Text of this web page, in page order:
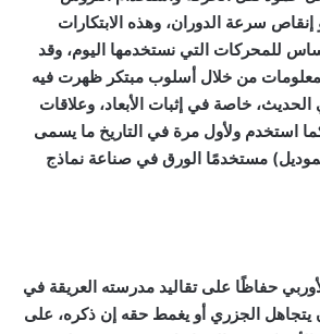
إنقاص سرعة الدوران، وهذه الابتكارات
للمحركات التي نستخدمها اليوم، وقد
من خلال أسلوب مبتكر ظهرت فيه
خاصة في إثبات الأبعاد، وعلاقات
استخدم ولأول مرة في التاريخ ما يسمى
مستخدمًا الورق في صناعة نماذج
حفاظًا على تقاليد مدرسته العريقة في
يتجاهل الجزري أو يغمط حقه إن ذكره، على